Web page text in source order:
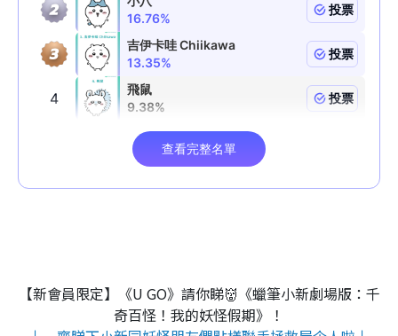
【新會員限定】《U GO》請你睇👹《蠟筆小新劇場版：千
奇百怪！我的妖怪假期》！